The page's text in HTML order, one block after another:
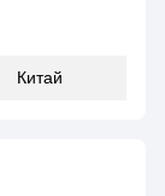
Китай